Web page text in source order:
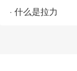
· 什么是拉力